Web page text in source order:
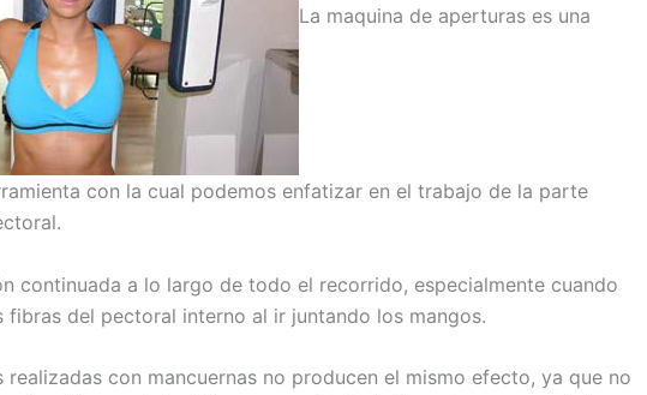
La maquina de aperturas es una
con la cual podemos enfatizar en el trabajo de la parte
continuada a lo largo de todo el recorrido, especialmente cuando
fibras del pectoral interno al ir juntando los mangos.
realizadas con mancuernas no producen el mismo efecto, ya que no